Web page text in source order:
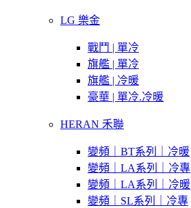
LG 樂金
戰鬥 | 單冷
旗艦 | 單冷
旗艦 | 冷暖
豪華 | 單冷.冷暖
HERAN 禾聯
變頻｜BT系列｜冷暖
變頻｜LA系列｜冷專
變頻｜LA系列｜冷暖
變頻｜SL系列｜冷專